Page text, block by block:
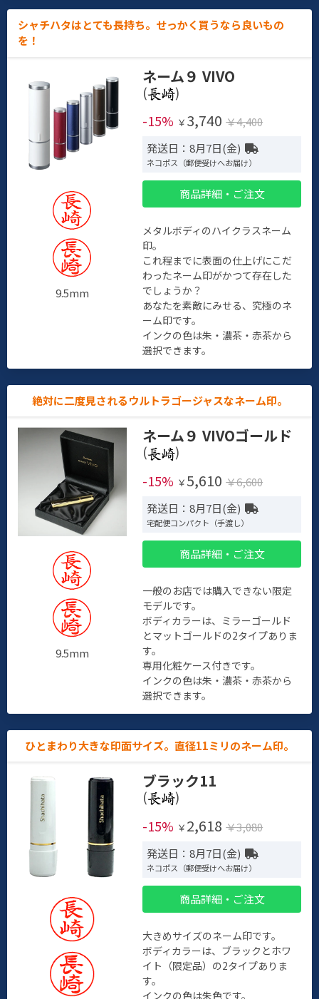
シャチハタはとても長持ち。せっかく買うなら良いもの
を！
9.5mm
ネーム９ VIVO
(
)
-15% ￥ 3,740 ￥4,400
発送日：8月7日(金)
ネコポス（郵便受けへお届け）
商品詳細・ご注文
メタルボディのハイクラスネーム
印。
これ程までに表面の仕上げにこだ
わったネーム印がかつて存在した
でしょうか？
あなたを素敵にみせる、究極のネ
ーム印です。
インクの色は朱・濃茶・赤茶から
選択できます。
絶対に二度見されるウルトラゴージャスなネーム印。
9.5mm
ネーム９ VIVOゴールド
(
)
-15% ￥ 5,610 ￥6,600
発送日：8月7日(金)
宅配便コンパクト（手渡し）
商品詳細・ご注文
一般のお店では購入できない限定
モデルです。
ボディカラーは、ミラーゴールド
とマットゴールドの2タイプありま
す。
専用化粧ケース付きです。
インクの色は朱・濃茶・赤茶から
選択できます。
ひとまわり大きな印面サイズ。直径11ミリのネーム印。
ブラック11
(
)
-15% ￥ 2,618 ￥3,080
発送日：8月7日(金)
ネコポス（郵便受けへお届け）
商品詳細・ご注文
大きめサイズのネーム印です。
ボディカラーは、ブラックとホワ
イト（限定品）の2タイプありま
す。
インクの色は朱色です。